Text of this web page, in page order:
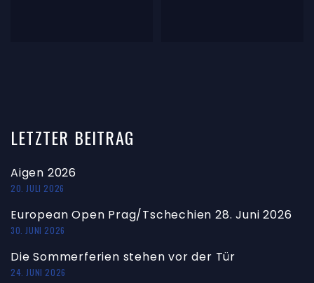
LETZTER BEITRAG
Aigen 2026
20. JULI 2026
European Open Prag/Tschechien 28. Juni 2026
30. JUNI 2026
Die Sommerferien stehen vor der Tür
24. JUNI 2026